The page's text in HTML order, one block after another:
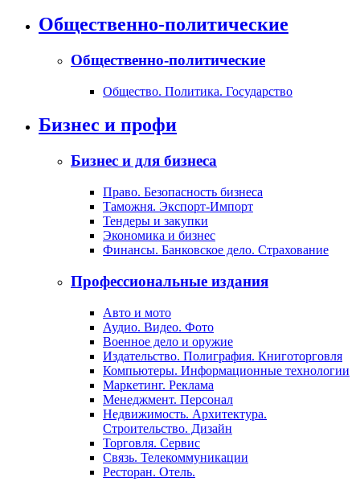
Общественно-политические
Общественно-политические
Общество. Политика. Государство
Бизнес и профи
Бизнес и для бизнеса
Право. Безопасность бизнеса
Таможня. Экспорт-Импорт
Тендеры и закупки
Экономика и бизнес
Финансы. Банковское дело. Страхование
Профессиональные издания
Авто и мото
Аудио. Видео. Фото
Военное дело и оружие
Издательство. Полиграфия. Книготорговля
Компьютеры. Информационные технологии
Маркетинг. Реклама
Менеджмент. Персонал
Недвижимость. Архитектура.
Строительство. Дизайн
Торговля. Сервис
Связь. Телекоммуникации
Ресторан. Отель.